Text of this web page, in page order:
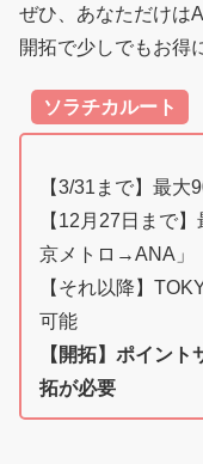
ぜひ、あなただけは
開拓で少しでもお得
ソラチカルート
【3/31まで】最大
【12月27日まで
京メトロ→ANA」
【それ以降】
可能
【開拓】ポイン
拓が必要